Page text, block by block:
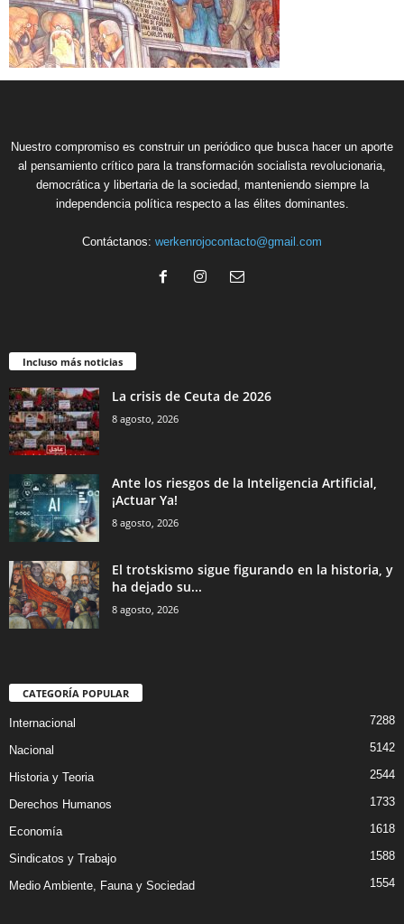
Nuestro compromiso es construir un periódico que busca hacer un aporte
al pensamiento crítico para la transformación socialista revolucionaria,
democrática y libertaria de la sociedad, manteniendo siempre la
independencia política respecto a las élites dominantes.
Contáctanos: werkenrojocontacto@gmail.com
Incluso más noticias
La crisis de Ceuta de 2026
8 agosto, 2026
Ante los riesgos de la Inteligencia Artificial,
¡Actuar Ya!
8 agosto, 2026
El trotskismo sigue figurando en la historia, y
ha dejado su...
8 agosto, 2026
CATEGORÍA POPULAR
Internacional 7288
Nacional 5142
Historia y Teoria 2544
Derechos Humanos 1733
Economía 1618
Sindicatos y Trabajo 1588
Medio Ambiente, Fauna y Sociedad 1554